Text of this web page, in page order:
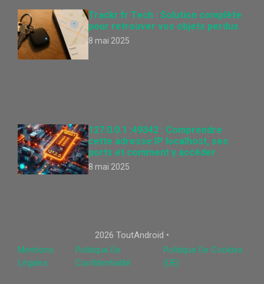
Trackr.fr Tech : Solution complète
pour retrouver vos objets perdus
8 mai 2025
127.0.0.1 :49342 : Comprendre
cette adresse IP localhost, ses
ports et comment y accéder
8 mai 2025
2026 ToutAndroid •
Mentions
Légales
Politique De
Confidentialité
Politique De Cookies
(UE)